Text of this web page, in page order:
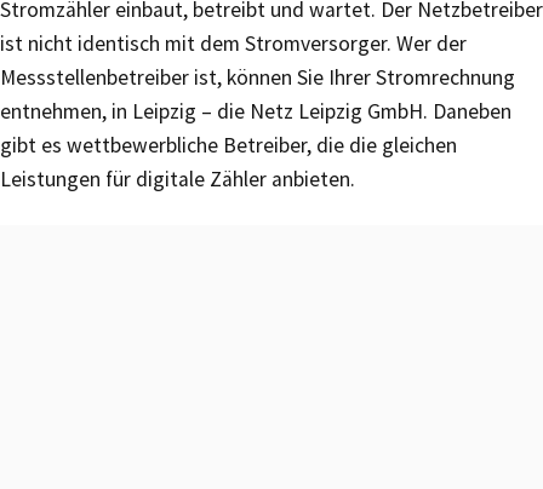
Stromzähler einbaut, betreibt und wartet. Der Netzbetreiber
ist nicht identisch mit dem Stromversorger. Wer der
Messstellenbetreiber ist, können Sie Ihrer Stromrechnung
entnehmen, in Leipzig – die Netz Leipzig GmbH. Daneben
gibt es wettbewerbliche Betreiber, die die gleichen
Leistungen für digitale Zähler anbieten.